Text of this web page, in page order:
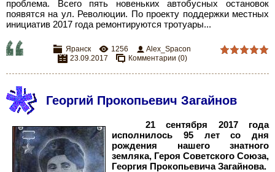
проблема. Всего пять новеньких автобусных остановок
появятся на ул. Революции. По проекту поддержки местных
инициатив 2017 года ремонтируются тротуары...
Яранск 1256
Alex_Spacon
23.09.2017
Комментарии (0)
Георгий Прокопьевич Загайнов
21 сентября 2017 года
исполнилось 95 лет со дня
рождения нашего знатного
земляка, Героя Советского Союза,
Георгия Прокопьевича Загайнова.